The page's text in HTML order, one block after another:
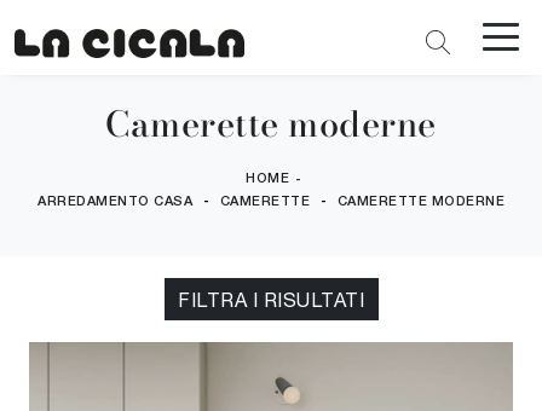
Camerette moderne
HOME -
ARREDAMENTO CASA - CAMERETTE - CAMERETTE MODERNE
FILTRA I RISULTATI